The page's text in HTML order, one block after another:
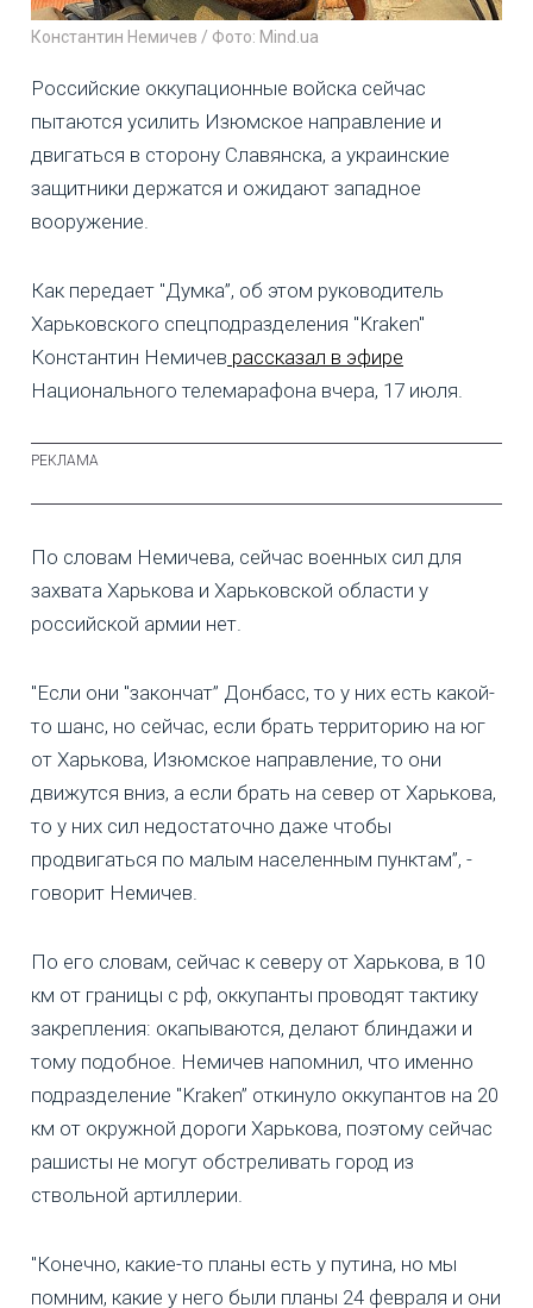
Константин Немичев / Фото: Mind.ua
Российские оккупационные войска сейчас
пытаются усилить Изюмское направление и
двигаться в сторону Славянска, а украинские
защитники держатся и ожидают западное
вооружение.
Как передает "Думка”, об этом руководитель
Харьковского спецподразделения "Kraken"
Константин Немичев рассказал в эфире
Национального телемарафона вчера, 17 июля.
По словам Немичева, сейчас военных сил для
захвата Харькова и Харьковской области у
российской армии нет.
"Если они "закончат” Донбасс, то у них есть какой-
то шанс, но сейчас, если брать территорию на юг
от Харькова, Изюмское направление, то они
движутся вниз, а если брать на север от Харькова,
то у них сил недостаточно даже чтобы
продвигаться по малым населенным пунктам”, -
говорит Немичев.
По его словам, сейчас к северу от Харькова, в 10
км от границы с рф, оккупанты проводят тактику
закрепления: окапываются, делают блиндажи и
тому подобное. Немичев напомнил, что именно
подразделение "Kraken” откинуло оккупантов на 20
км от окружной дороги Харькова, поэтому сейчас
рашисты не могут обстреливать город из
ствольной артиллерии.
"Конечно, какие-то планы есть у путина, но мы
помним, какие у него были планы 24 февраля и они